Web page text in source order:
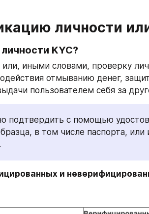
личности
KYC?
иными словами, проверку
отмыванию денег,
пользователем себя за
подтвердить с помощью
в том числе паспорта, или
и